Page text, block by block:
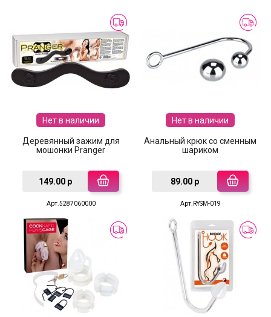
Нет в наличии
Деревянный зажим для
мошонки Pranger
149.00 р
Арт.5287060000
Нет в наличии
Анальный крюк со сменным
шариком
89.00 р
Арт.RYSM-019